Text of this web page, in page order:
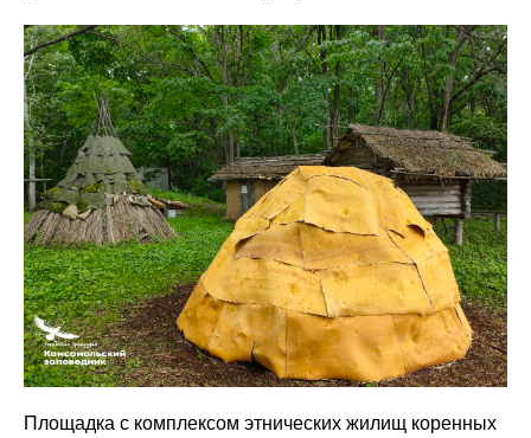
Площадка с комплексом этнических жилищ коренных